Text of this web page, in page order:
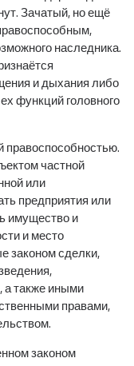
Зачатый, но ещё
наследника.
и дыхания либо
функций головного
правоспособностью.
частной
или
предприятия или
имущество и
и место
законом сделки,
также иными
правами,
законом